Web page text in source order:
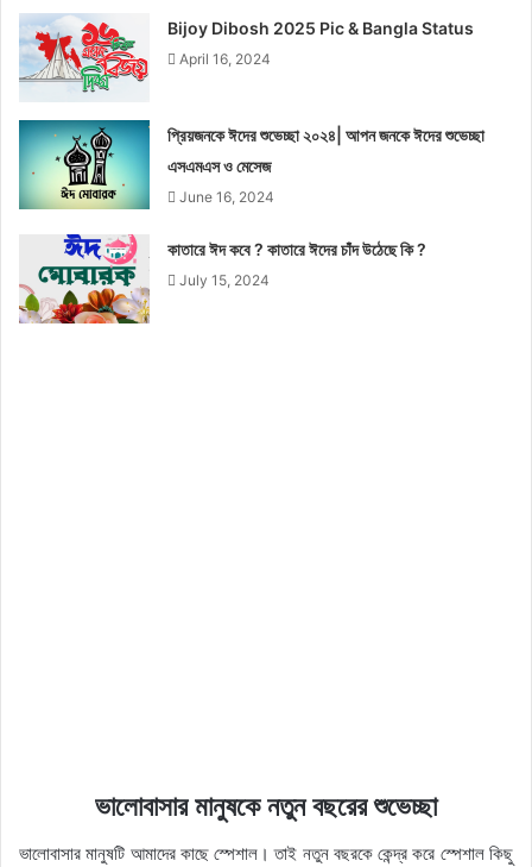
Bijoy Dibosh 2025 Pic & Bangla Status
April 16, 2024
প্রিয়জনকে ঈদের শুভেচ্ছা ২০২৪| আপন জনকে ঈদের শুভেচ্ছা
এসএমএস ও মেসেজ
June 16, 2024
কাতারে ঈদ কবে ? কাতারে ঈদের চাঁদ উঠেছে কি ?
July 15, 2024
ভালোবাসার মানুষকে নতুন বছরের শুভেচ্ছা
ভালোবাসার মানুষটি আমাদের কাছে স্পেশাল। তাই নতুন বছরকে কেন্দ্র করে স্পেশাল কিছু